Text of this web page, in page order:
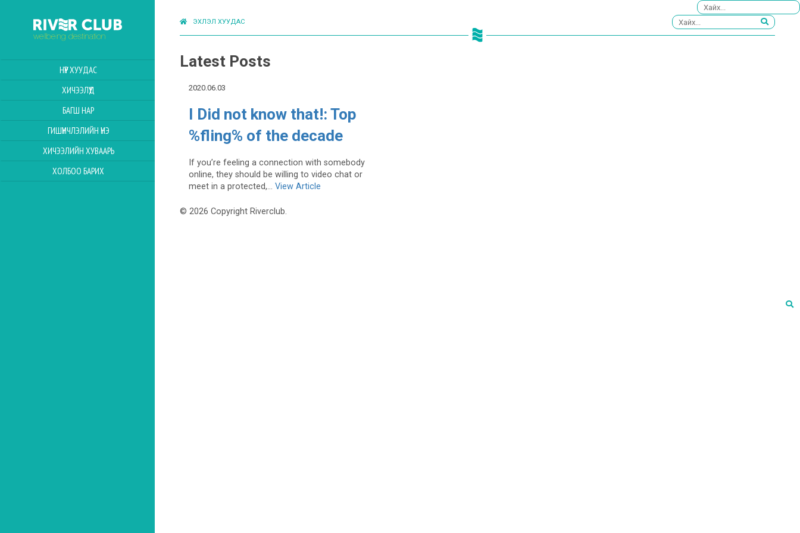
НҮҮР ХУУДАС
ХИЧЭЭЛҮҮД
БАГШ НАР
ГИШҮҮНЧЛЭЛИЙН ҮНЭ
ХИЧЭЭЛИЙН ХУВААРЬ
ХОЛБОО БАРИХ
ЭХЛЭЛ ХУУДАС
Latest Posts
2020.06.03
I Did not know that!: Top
%fling% of the decade
If you’re feeling a connection with somebody
online, they should be willing to video chat or
meet in a protected,... View Article
© 2026 Copyright Riverclub.